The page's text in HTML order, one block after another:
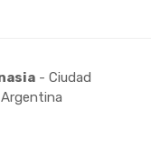
- Ciudad